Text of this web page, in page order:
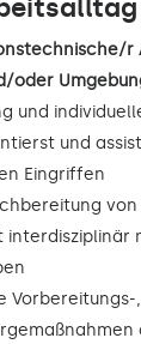
r
oder
und
und
Eingriffen
interdisziplinär